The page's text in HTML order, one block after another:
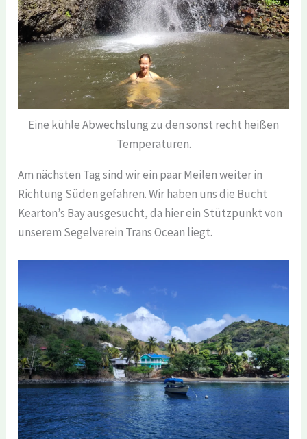
Eine kühle Abwechslung zu den sonst recht heißen
Temperaturen.
Am nächsten Tag sind wir ein paar Meilen weiter in
Richtung Süden gefahren. Wir haben uns die Bucht
Kearton’s Bay ausgesucht, da hier ein Stützpunkt von
unserem Segelverein Trans Ocean liegt.